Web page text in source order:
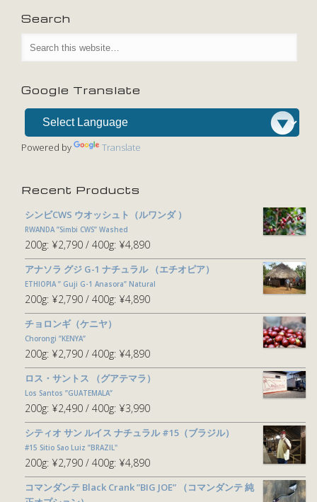
Search
Google Translate
Powered by Translate
Recent Products
シンビCWS ウオッシュト（ルワンダ ）
RWANDA ”Simbi CWS” Washed
200g: ¥2,790 400g: ¥4,890
アナソラ グジ G-1 ナチュラル （エチオピア）
ETHIOPIA ” Guji G-1 Anasora” Natural
200g: ¥2,790 400g: ¥4,890
チョロンギ（ケニヤ）
Chorongi ”KENYA”
200g: ¥2,790 400g: ¥4,890
ロス・サントス （グアテマラ）
Los Santos ”GUATEMALA”
200g: ¥2,490 400g: ¥3,990
シティオ サン ルイス ナチュラル #15（ブラジル）
#15 Sitio Sao Luiz ”BRAZIL"
200g: ¥2,790 400g: ¥4,890
コマンダンテ Black Crank ”BIG JOE” （コマンダンテ 純